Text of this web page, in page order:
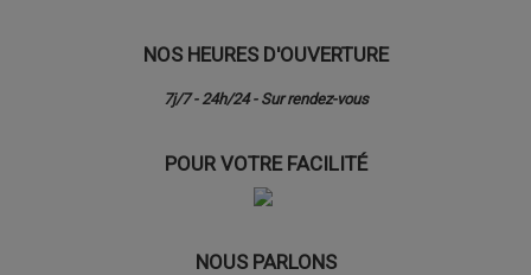
NOS HEURES D'OUVERTURE
7j/7 - 24h/24 - Sur rendez-vous
POUR VOTRE FACILITÉ
NOUS PARLONS